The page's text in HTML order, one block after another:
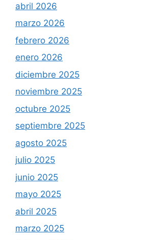
abril 2026
marzo 2026
febrero 2026
enero 2026
diciembre 2025
noviembre 2025
octubre 2025
septiembre 2025
agosto 2025
julio 2025
junio 2025
mayo 2025
abril 2025
marzo 2025